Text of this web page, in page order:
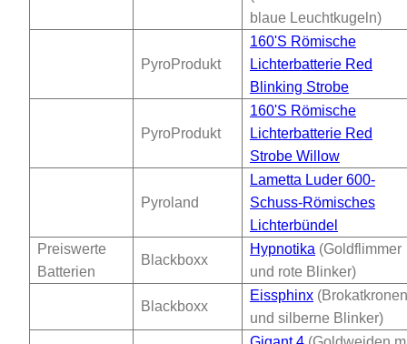
blaue Leuchtkugeln)
PyroProdukt
160'S Römische
Lichterbatterie Red
Blinking Strobe
PyroProdukt
160'S Römische
Lichterbatterie Red
Strobe Willow
Pyroland
Lametta Luder 600-
Schuss-Römisches
Lichterbündel
Preiswerte
Batterien
Blackboxx
Hypnotika (Goldflimmer
und rote Blinker)
Blackboxx
Eissphinx (Brokatkronen
und silberne Blinker)